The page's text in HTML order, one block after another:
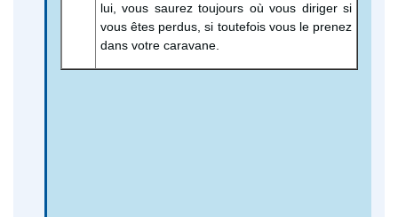
lui, vous saurez toujours où vous diriger si
vous êtes perdus, si toutefois vous le prenez
dans votre caravane.